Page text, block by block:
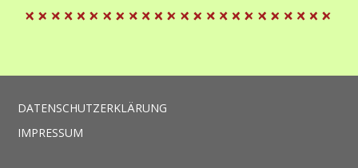
DATENSCHUTZERKLÄRUNG
IMPRESSUM